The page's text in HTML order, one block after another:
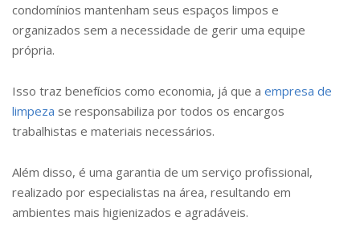
condomínios mantenham seus espaços limpos e
organizados sem a necessidade de gerir uma equipe
própria.
Isso traz benefícios como economia, já que a empresa de
limpeza se responsabiliza por todos os encargos
trabalhistas e materiais necessários.
Além disso, é uma garantia de um serviço profissional,
realizado por especialistas na área, resultando em
ambientes mais higienizados e agradáveis.